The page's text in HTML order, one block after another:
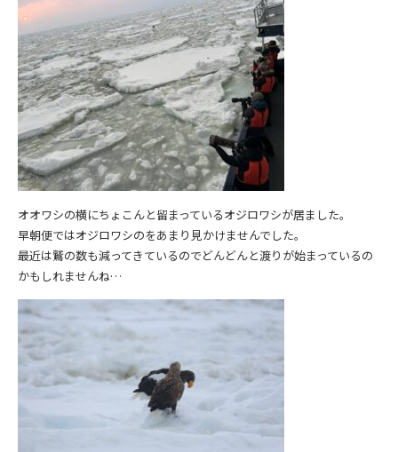
オオワシの横にちょこんと留まっているオジロワシが居ました。
早朝便ではオジロワシのをあまり見かけませんでした。
最近は鷲の数も減ってきているのでどんどんと渡りが始まっているの
かもしれませんね…